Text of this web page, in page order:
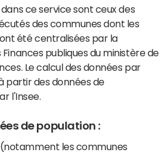
ce service sont ceux des
des communes dont les
été centralisées par la
publiques du ministère de
Le calcul des données par
partir des données de
l'Insee.
de population :
les communes